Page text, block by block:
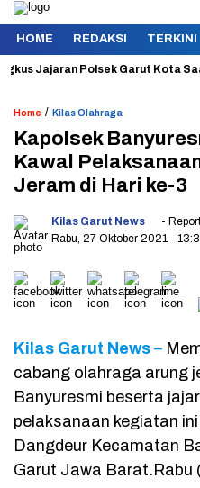
HOME REDAKSI TERKINI
Polsek Garut Kota Saat Adu
Home / Kilas Olahraga
Kapolsek
Kawal
Jeram di Hari ke-3
Kilas Garut News
-
Rabu, 27 Oktober 2021 -
Kilas Garut News –
cabang olahraga arung
Banyuresmi beserta
pelaksanaan kegiatan
Dangdeur Kecamatan
Garut Jawa Barat.Rabu